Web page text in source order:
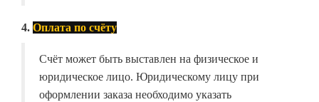
4. Оплата по счёту
Счёт может быть выставлен на физическое и
юридическое лицо. Юридическому лицу при
оформлении заказа необходимо указать